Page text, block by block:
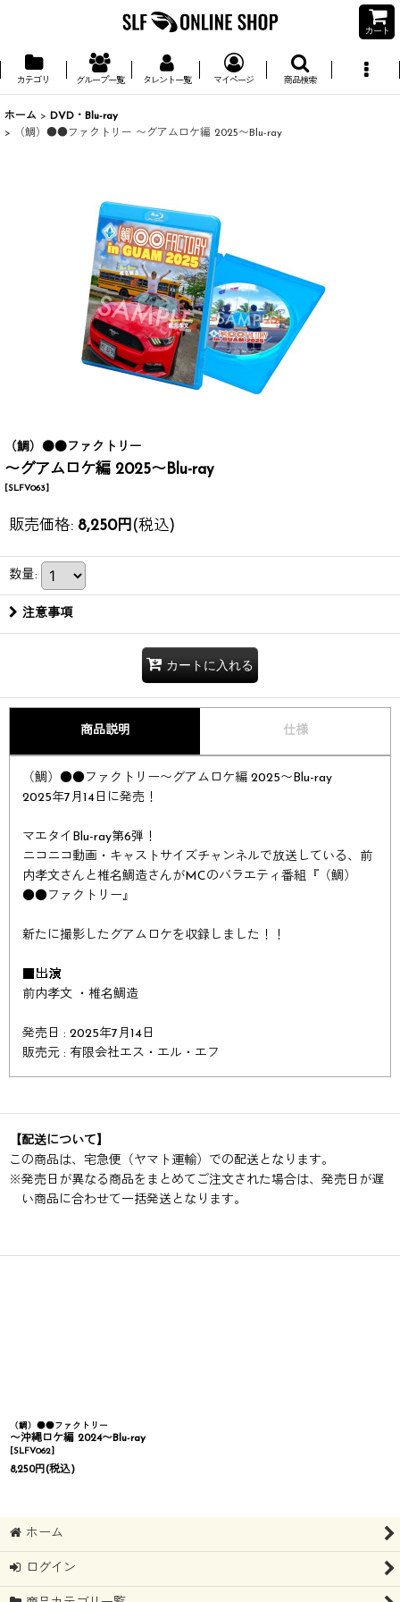
カート
カテゴリ グループ一覧 タレント一覧 マイページ 商品検索
ホーム > DVD・Blu-ray
>
（鯛）●●ファクトリー 〜グアムロケ編 2025〜Blu-ray
（鯛）●●ファクトリー
〜グアムロケ編 2025〜Blu-ray
[SLFV063]
販売価格: 8,250円 (税込)
数量:
注意事項
カートに入れる
商品説明 仕様
（鯛）●●ファクトリー〜グアムロケ編 2025〜Blu-ray
2025年7月14日に発売​！
マエタイBlu-ray第6弾！
ニコニコ動画・キャストサイズチャンネルで放送している、前
内孝文さんと椎名鯛造さんがMCのバラエティ番組『（鯛）
●●ファクトリー』
新たに撮影したグアムロケを収録しました！！
■出演
前内孝文 ・椎名鯛造
発売日 : 2025年7月14日
販売元 : 有限会社エス・エル・エフ
【配送について】
この商品は、宅急便（ヤマト運輸）での配送となります。
※発売日が異なる商品をまとめてご注文された場合は、発売日が遅
い商品に合わせて一括発送となります。
（鯛）●●ファクトリー
〜沖縄ロケ編 2024〜Blu-ray
[SLFV062]
8,250円(税込)
ホーム
ログイン